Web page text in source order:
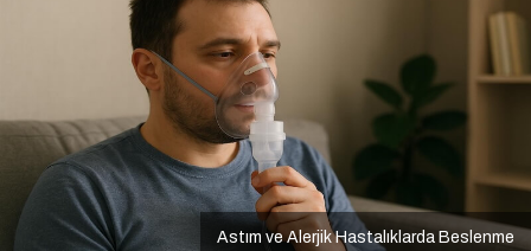
Astım ve Alerjik Hastalıklarda Beslenme